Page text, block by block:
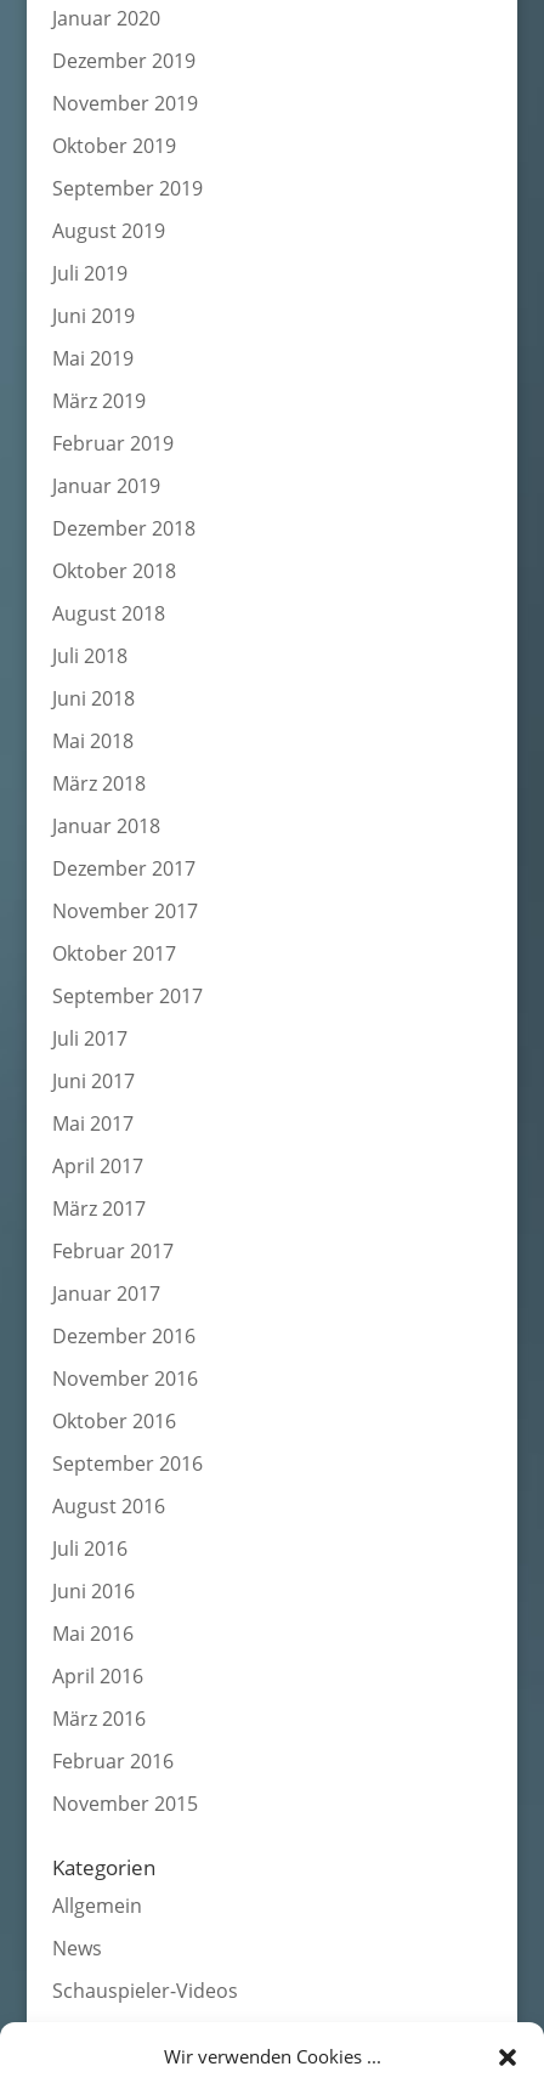
Wir verwenden Cookies ...
Januar 2020
Dezember 2019
November 2019
Oktober 2019
September 2019
August 2019
Juli 2019
Juni 2019
Mai 2019
März 2019
Februar 2019
Januar 2019
Dezember 2018
Oktober 2018
August 2018
Juli 2018
Juni 2018
Mai 2018
März 2018
Januar 2018
Dezember 2017
November 2017
Oktober 2017
September 2017
Juli 2017
Juni 2017
Mai 2017
April 2017
März 2017
Februar 2017
Januar 2017
Dezember 2016
November 2016
Oktober 2016
September 2016
August 2016
Juli 2016
Juni 2016
Mai 2016
April 2016
März 2016
Februar 2016
November 2015
Kategorien
Allgemein
News
Schauspieler-Videos